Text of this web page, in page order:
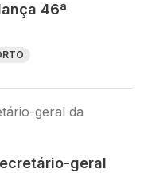
46ª
geral